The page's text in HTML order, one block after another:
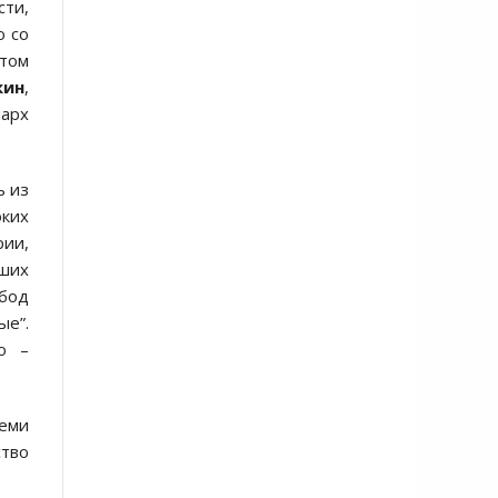
со
,
из
–